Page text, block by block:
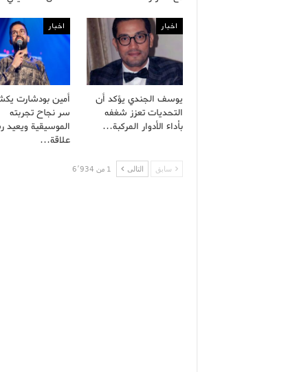
اخبار
يوسف الجندي يؤكد أن
التحديات تعزز شغفه
بأداء الأدوار المركبة…
اخبار
أمين بودشارت
سر نجاح تجربته
الموسيقية ويعيد
علاقة…
سابق التالى 1 من 6٬934